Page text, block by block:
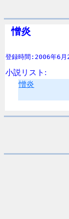
憎炎
登録時間:2006年6月
小説リスト:
憎炎